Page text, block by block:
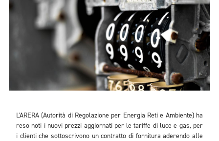
L'ARERA (Autorità di Regolazione per Energia Reti e Ambiente) ha
reso noti i nuovi prezzi aggiornati per le tariffe di luce e gas, per
i clienti che sottoscrivono un contratto di fornitura aderendo alle